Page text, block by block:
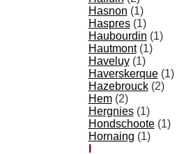
Hasnon (1)
Haspres(1)
Haubourdin (1)
Hautmont(1)
Haveluy(1)
Haverskerque(1)
Hazebrouck(2)
Hem(2)
Hergnies(1)
Hondschoote(1)
Hornaing (1)